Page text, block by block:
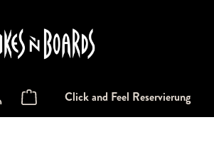
Warenkorb enthält 0 Positionen. Der
Click and Feel Reservierung